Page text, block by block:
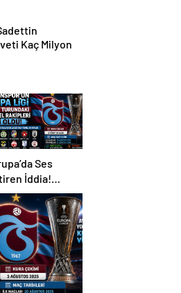
Kaç Milyon
Ses
İddia!
Salah İçin